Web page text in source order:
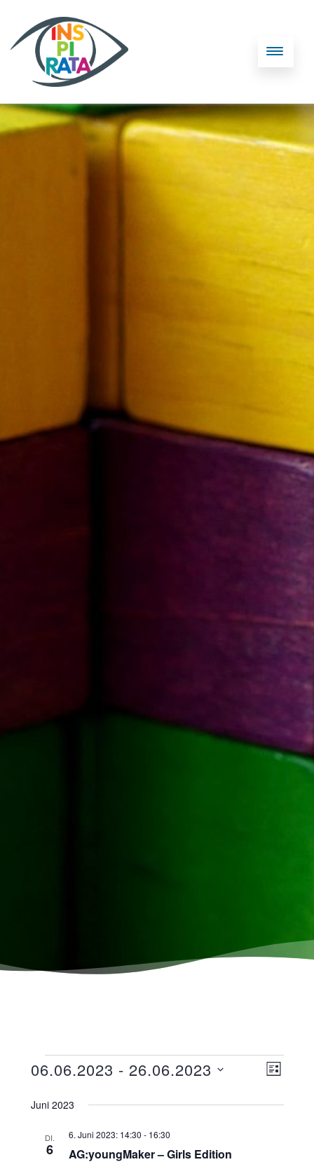
LISTE
06.06.2023 - 26.06.2023
Juni 2023
DI.
6 AG:youngMaker – Girls Edition
6. Juni 2023: 14:30 - 16:30